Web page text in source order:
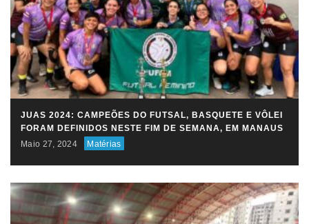
JUAS 2024: CAMPEÕES DO FUTSAL, BASQUETE E VÔLEI
FORAM DEFINIDOS NESTE FIM DE SEMANA, EM MANAUS
Maio 27, 2024
Matérias